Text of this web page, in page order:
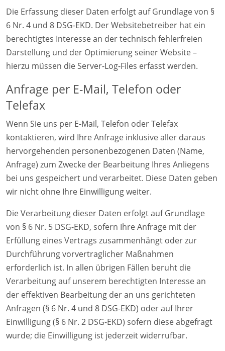
Die Erfassung dieser Daten erfolgt auf Grundlage von §
6 Nr. 4 und 8 DSG-EKD. Der Websitebetreiber hat ein
berechtigtes Interesse an der technisch fehlerfreien
Darstellung und der Optimierung seiner Website –
hierzu müssen die Server-Log-Files erfasst werden.
Anfrage per E-Mail, Telefon oder
Telefax
Wenn Sie uns per E-Mail, Telefon oder Telefax
kontaktieren, wird Ihre Anfrage inklusive aller daraus
hervorgehenden personenbezogenen Daten (Name,
Anfrage) zum Zwecke der Bearbeitung Ihres Anliegens
bei uns gespeichert und verarbeitet. Diese Daten geben
wir nicht ohne Ihre Einwilligung weiter.
Die Verarbeitung dieser Daten erfolgt auf Grundlage
von § 6 Nr. 5 DSG-EKD, sofern Ihre Anfrage mit der
Erfüllung eines Vertrags zusammenhängt oder zur
Durchführung vorvertraglicher Maßnahmen
erforderlich ist. In allen übrigen Fällen beruht die
Verarbeitung auf unserem berechtigten Interesse an
der effektiven Bearbeitung der an uns gerichteten
Anfragen (§ 6 Nr. 4 und 8 DSG-EKD) oder auf Ihrer
Einwilligung (§ 6 Nr. 2 DSG-EKD) sofern diese abgefragt
wurde; die Einwilligung ist jederzeit widerrufbar.